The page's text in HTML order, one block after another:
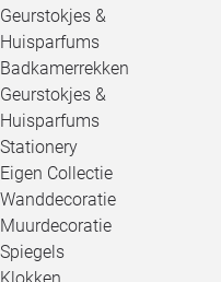
Geurstokjes &
Huisparfums
Badkamerrekken
Geurstokjes &
Huisparfums
Stationery
Eigen Collectie
Wanddecoratie
Muurdecoratie
Spiegels